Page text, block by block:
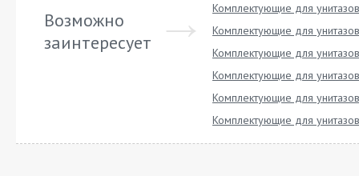
Возможно
заинтересует
Комплектующие для
Комплектующие для
Комплектующие для
Комплектующие для
Комплектующие для
Комплектующие для